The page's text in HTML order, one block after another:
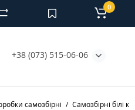
+38 (073) 515-06-06
0
самозбірні Самозбірні білі